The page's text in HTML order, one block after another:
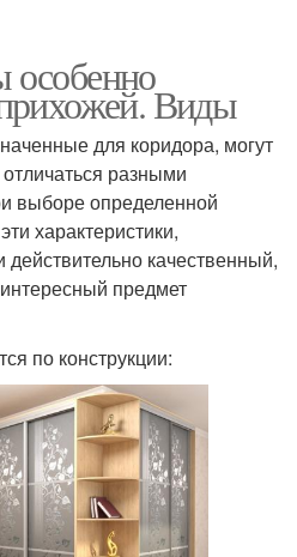
Виды
для коридора, могут
разными
выборе определенной
характеристики,
качественный,
предмет
по конструкции: